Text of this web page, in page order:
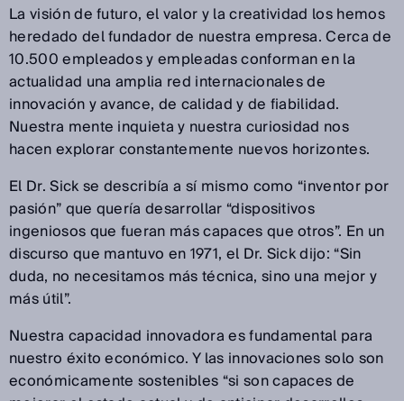
La visión de futuro, el valor y la creatividad los hemos
heredado del fundador de nuestra empresa. Cerca de
10.500 empleados y empleadas conforman en la
actualidad una amplia red internacionales de
innovación y avance, de calidad y de fiabilidad.
Nuestra mente inquieta y nuestra curiosidad nos
hacen explorar constantemente nuevos horizontes.
El Dr. Sick se describía a sí mismo como “inventor por
pasión” que quería desarrollar “dispositivos
ingeniosos que fueran más capaces que otros”. En un
discurso que mantuvo en 1971, el Dr. Sick dijo: “Sin
duda, no necesitamos más técnica, sino una mejor y
más útil”.
Nuestra capacidad innovadora es fundamental para
nuestro éxito económico. Y las innovaciones solo son
económicamente sostenibles “si son capaces de